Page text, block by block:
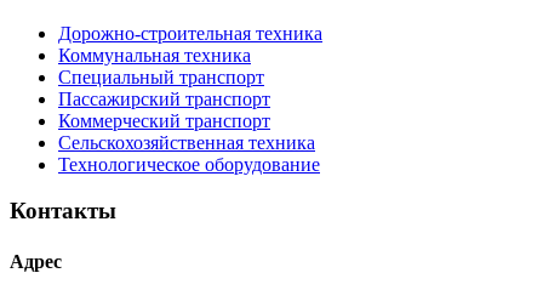
Дорожно-строительная техника
Коммунальная техника
Специальный транспорт
Пассажирский транспорт
Коммерческий транспорт
Сельскохозяйственная техника
Технологическое оборудование
Контакты
Адрес